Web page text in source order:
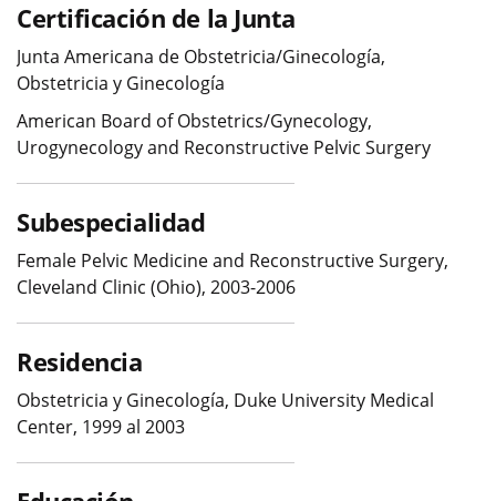
Certificación de la Junta
Junta Americana de Obstetricia/Ginecología,
Obstetricia y Ginecología
American Board of Obstetrics/Gynecology,
Urogynecology and Reconstructive Pelvic Surgery
Subespecialidad
Female Pelvic Medicine and Reconstructive Surgery,
Cleveland Clinic (Ohio), 2003-2006
Residencia
Obstetricia y Ginecología, Duke University Medical
Center, 1999 al 2003